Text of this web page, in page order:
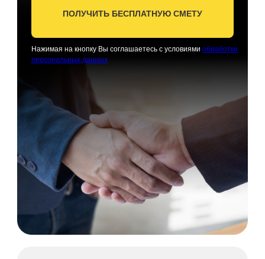
Нажимая на кнопку Вы соглашаетесь с условиями обработки
персональных данных
ПОЛУЧИТЬ БЕСПЛАТНУЮ СМЕТУ